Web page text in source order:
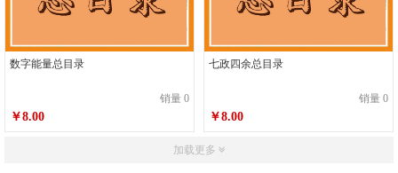
数字能量总目录
销量 0
￥8.00
七政四余总目录
销量 0
￥8.00
加载更多